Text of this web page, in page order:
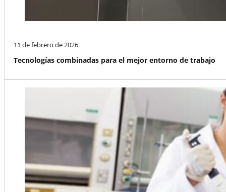
11 de febrero de 2026
Tecnologías combinadas para el mejor entorno de trabajo